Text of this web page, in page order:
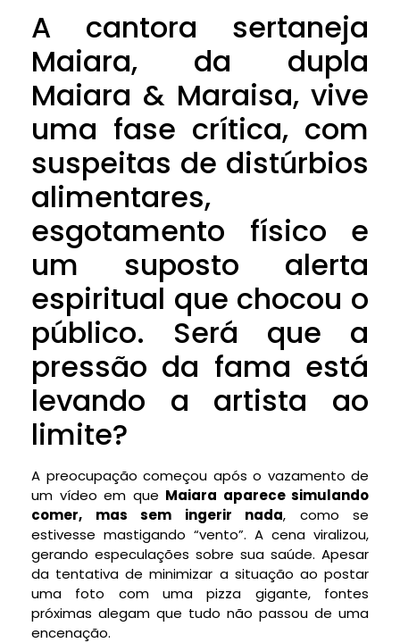
A cantora sertaneja
Maiara, da dupla
Maiara & Maraisa, vive
uma fase crítica, com
suspeitas de distúrbios
alimentares,
esgotamento físico e
um suposto alerta
espiritual que chocou o
público. Será que a
pressão da fama está
levando a artista ao
limite?
A preocupação começou após o vazamento de
um vídeo em que Maiara aparece simulando
comer, mas sem ingerir nada, como se
estivesse mastigando “vento”. A cena viralizou,
gerando especulações sobre sua saúde. Apesar
da tentativa de minimizar a situação ao postar
uma foto com uma pizza gigante, fontes
próximas alegam que tudo não passou de uma
encenação.